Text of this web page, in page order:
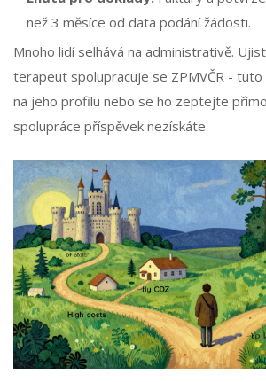
než 3 měsíce od data podání žádosti.
Mnoho lidí selhává na administrativě.
terapeut spolupracuje se ZPMVČR -
na jeho profilu nebo se ho zeptejte
spolupráce příspěvek nezískáte.